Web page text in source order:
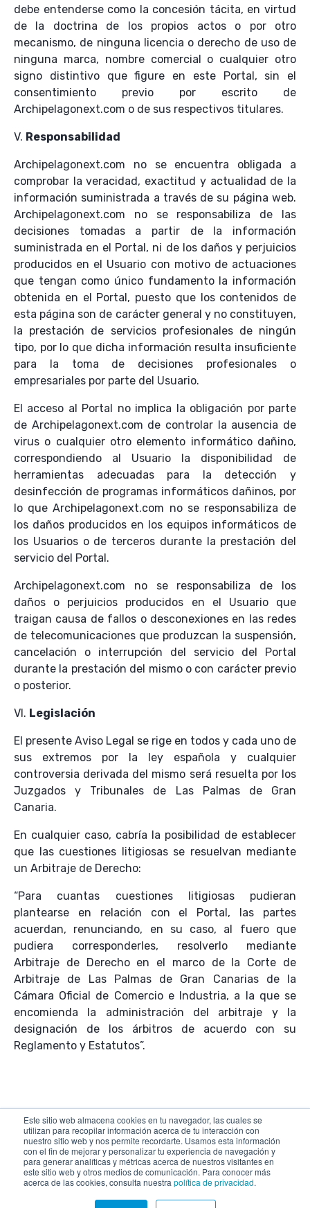
Este sitio web almacena cookies en tu navegador, las cuales se
utilizan para recopilar información acerca de tu interacción con
nuestro sitio web y nos permite recordarte. Usamos esta información
con el fin de mejorar y personalizar tu experiencia de navegación y
para generar analíticas y métricas acerca de nuestros visitantes en
este sitio web y otros medios de comunicación. Para conocer más
acerca de las cookies, consulta nuestra política de privacidad.
debe entenderse como la concesión tácita, en virtud
de la doctrina de los propios actos o por otro
mecanismo, de ninguna licencia o derecho de uso de
ninguna marca, nombre comercial o cualquier otro
signo distintivo que figure en este Portal, sin el
consentimiento previo por escrito de
Archipelagonext.com o de sus respectivos titulares.
V. Responsabilidad
Archipelagonext.com no se encuentra obligada a
comprobar la veracidad, exactitud y actualidad de la
información suministrada a través de su página web.
Archipelagonext.com no se responsabiliza de las
decisiones tomadas a partir de la información
suministrada en el Portal, ni de los daños y perjuicios
producidos en el Usuario con motivo de actuaciones
que tengan como único fundamento la información
obtenida en el Portal, puesto que los contenidos de
esta página son de carácter general y no constituyen,
la prestación de servicios profesionales de ningún
tipo, por lo que dicha información resulta insuficiente
para la toma de decisiones profesionales o
empresariales por parte del Usuario.
El acceso al Portal no implica la obligación por parte
de Archipelagonext.com de controlar la ausencia de
virus o cualquier otro elemento informático dañino,
correspondiendo al Usuario la disponibilidad de
herramientas adecuadas para la detección y
desinfección de programas informáticos dañinos, por
lo que Archipelagonext.com no se responsabiliza de
los daños producidos en los equipos informáticos de
los Usuarios o de terceros durante la prestación del
servicio del Portal.
Archipelagonext.com no se responsabiliza de los
daños o perjuicios producidos en el Usuario que
traigan causa de fallos o desconexiones en las redes
de telecomunicaciones que produzcan la suspensión,
cancelación o interrupción del servicio del Portal
durante la prestación del mismo o con carácter previo
o posterior.
VI. Legislación
El presente Aviso Legal se rige en todos y cada uno de
sus extremos por la ley española y cualquier
controversia derivada del mismo será resuelta por los
Juzgados y Tribunales de Las Palmas de Gran
Canaria.
En cualquier caso, cabría la posibilidad de establecer
que las cuestiones litigiosas se resuelvan mediante
un Arbitraje de Derecho:
“Para cuantas cuestiones litigiosas pudieran
plantearse en relación con el Portal, las partes
acuerdan, renunciando, en su caso, al fuero que
pudiera corresponderles, resolverlo mediante
Arbitraje de Derecho en el marco de la Corte de
Arbitraje de Las Palmas de Gran Canarias de la
Cámara Oficial de Comercio e Industria, a la que se
encomienda la administración del arbitraje y la
designación de los árbitros de acuerdo con su
Reglamento y Estatutos”.